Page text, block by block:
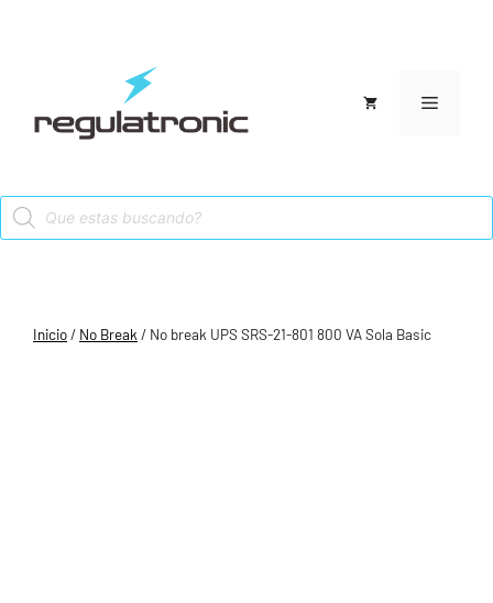
Menú
Products
search
Inicio/ No Break / No break UPS SRS-21-801 800 VA Sola Basic